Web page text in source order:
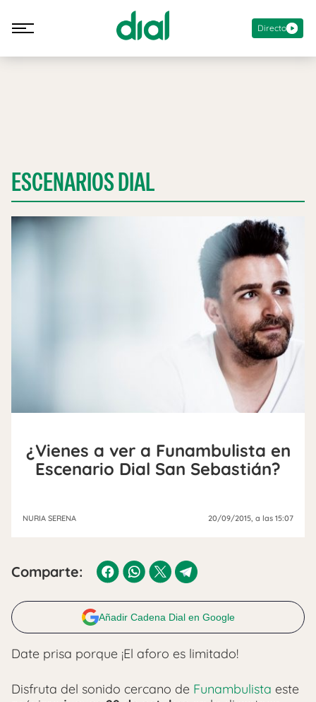
Directo
ESCENARIOS DIAL
¿Vienes a ver a Funambulista en
Escenario Dial San Sebastián?
NURIA SERENA 20/09/2015 , a las 15:07
Comparte:
Añadir Cadena Dial en Google
Date prisa porque ¡El aforo es limitado!
Disfruta del sonido cercano de Funambulista este